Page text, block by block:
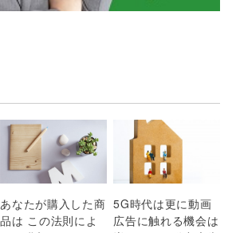
あなたが購入した商
品は この法則によ
5G時代は更に動画
広告に触れる機会は